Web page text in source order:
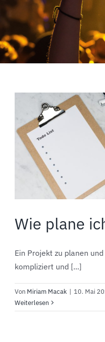
Wie plane
Ein Projekt zu planen
kompliziert und [...]
Von Miriam Macak | 10. Mai
Weiterlesen